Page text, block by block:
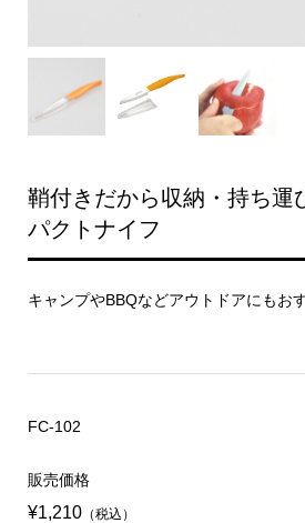
鞘付きだから収納・持ち運
パクトナイフ
キャンプやBBQなどアウトドアにもお
FC-102
販売価格
¥1,210（税込）